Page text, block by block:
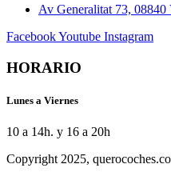
Av Generalitat 73, 08840
FacebookYoutube Instagram
HORARIO
Lunes a Viernes
10 a 14h. y 16 a 20h
Copyright 2025,